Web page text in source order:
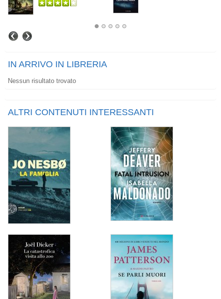
IN ARRIVO IN LIBRERIA
Nessun risultato trovato
ALTRI CONTENUTI INTERESSANTI